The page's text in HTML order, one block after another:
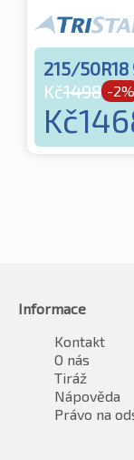
215/50R18
Kč1498 -2%
Kč
Informace
Kontakt
O nás
Tiráž
Nápověda
Právo na